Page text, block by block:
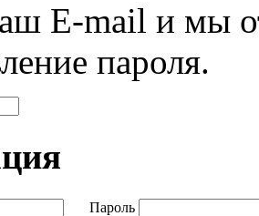
E-mail и мы
пароля.
Пароль